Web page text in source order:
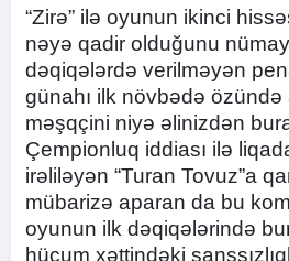
“Zirə” ilə oyunun ikinci
nəyə qadir olduğunu
dəqiqələrdə verilməyən
günahı ilk növbədə
məşqçini niyə əlinizdən
Çempionluq iddiası ilə
irəliləyən “Turan Tovuz”a
mübarizə aparan da bu
oyunun ilk dəqiqələrində
hücum xəttindəki